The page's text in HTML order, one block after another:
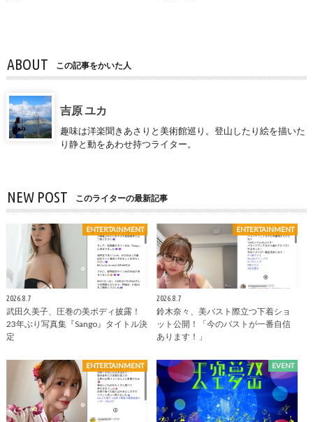
ABOUT この記事をかいた人
吉原 ユカ
趣味は洋楽聞きあさりと美術館巡り。登山したり絵を描いた
り静と動をあわせ持つライター。
NEW POST このライターの最新記事
ENTERTAINMENT
2026.8.7
武田久美子、圧巻の美ボディ披露！
23年ぶり写真集『Sango』タイトル決
定
ENTERTAINMENT
2026.8.7
鈴木奈々、美バスト際立つ下着ショ
ット公開！「今のバストが一番自信
あります！」
ENTERTAINMENT EVENT